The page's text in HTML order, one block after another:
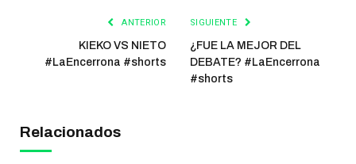
ANTERIOR
KIEKO VS NIETO
#LaEncerrona #shorts
SIGUIENTE
¿FUE LA MEJOR DEL
DEBATE? #LaEncerrona
#shorts
Relacionados